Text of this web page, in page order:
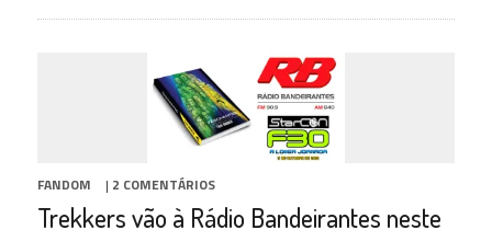
FANDOM | 2 COMENTÁRIOS
Trekkers vão à Rádio Bandeirantes neste